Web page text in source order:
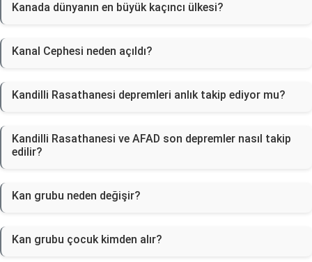
Kanada dünyanın en büyük kaçıncı ülkesi?
Kanal Cephesi neden açıldı?
Kandilli Rasathanesi depremleri anlık takip ediyor mu?
Kandilli Rasathanesi ve AFAD son depremler nasıl takip
edilir?
Kan grubu neden değişir?
Kan grubu çocuk kimden alır?